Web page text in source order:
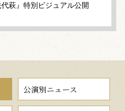
萩』特別ビジュアル公開
公演別ニュース